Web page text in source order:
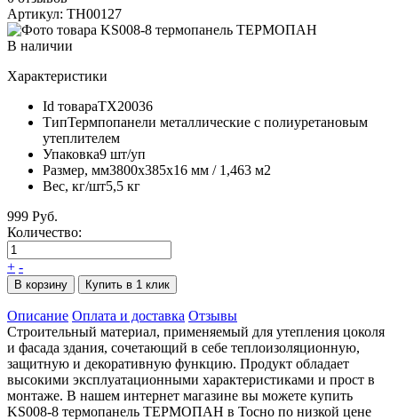
Артикул: TH00127
В наличии
Характеристики
Id товараТХ20036
ТипТермпопанели металлические с полиуретановым
утеплителем
Упаковка9 шт/уп
Размер, мм3800х385х16 мм / 1,463 м2
Вес, кг/шт5,5 кг
999 Руб.
Количество:
+ -
В корзину Купить в 1 клик
Описание Оплата и доставка Отзывы
Строительный материал, применяемый для утепления цоколя
и фасада здания, сочетающий в себе теплоизоляционную,
защитную и декоративную функцию. Продукт обладает
высокими эксплуатационными характеристиками и прост в
монтаже. В нашем интернет магазине вы можете купить
KS008-8 термопанель ТЕРМОПАН в Тосно по низкой цене